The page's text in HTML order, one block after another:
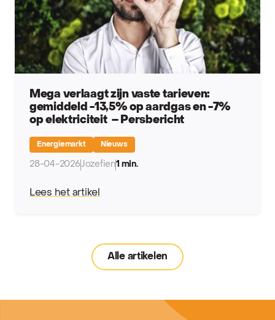
Mega verlaagt zijn vaste tarieven:
gemiddeld -13,5% op aardgas en -7%
op elektriciteit – Persbericht
Energiemarkt Nieuws
28-04-2026 Jozefien1 min.
Lees het artikel
Alle artikelen